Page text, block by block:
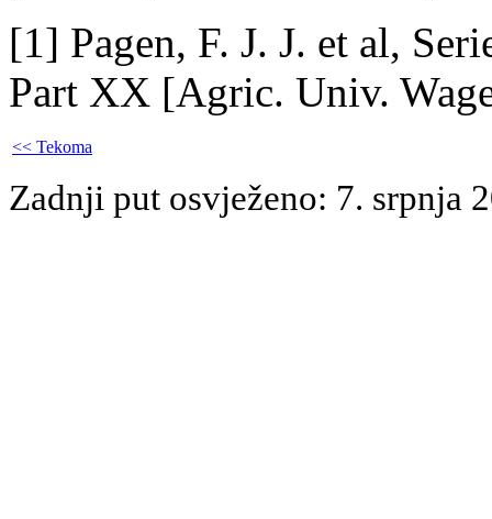
[1] Pagen, F. J. J. et al,
Part XX [Agric. Univ.
<< Tekoma
Zadnji put osvježeno: 7. srpnja